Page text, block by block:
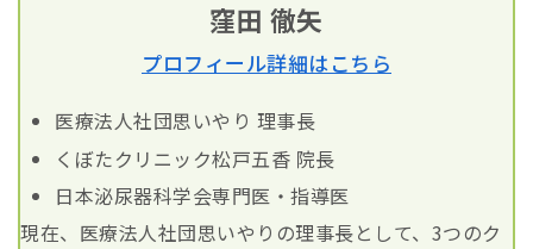
窪田 徹矢
プロフィール詳細はこちら
医療法人社団思いやり 理事長
くぼたクリニック松戸五香 院長
日本泌尿器科学会専門医・指導医
現在、医療法人社団思いやりの理事長として、3つのク